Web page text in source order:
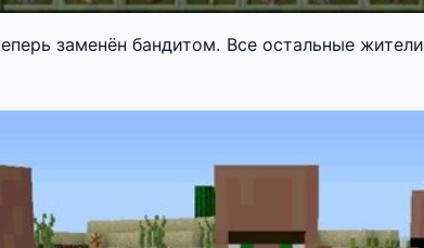
заменён бандитом. Все остальные жители